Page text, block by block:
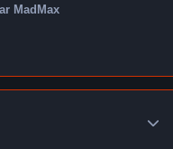
MadMax